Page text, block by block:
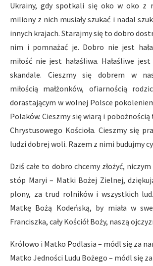
Ukrainy, gdy spotkali się oko w oko z
miliony z nich musiały szukać i nadal
innych krajach. Starajmy się to dobro
nim i pomnażać je. Dobro nie jest
miłość nie jest hałaśliwa. Hałaśliwe jest
skandale. Cieszmy się dobrem w
miłością małżonków, ofiarnością
dorastającym w wolnej Polsce
Polaków. Cieszmy się wiarą i
Chrystusowego Kościoła. Cieszmy się
ludzi dobrej woli. Razem z nimi budujmy
Dziś całe to dobro chcemy złożyć,
stóp Maryi – Matki Bożej Zielnej,
plony, za trud rolników i wszystkich
Matkę Bożą Kodeńską, by miała w
Franciszka, cały Kościół Boży, naszą
Królowo i Matko Podlasia – módl się za
Matko Jedności Ludu Bożego – módl się